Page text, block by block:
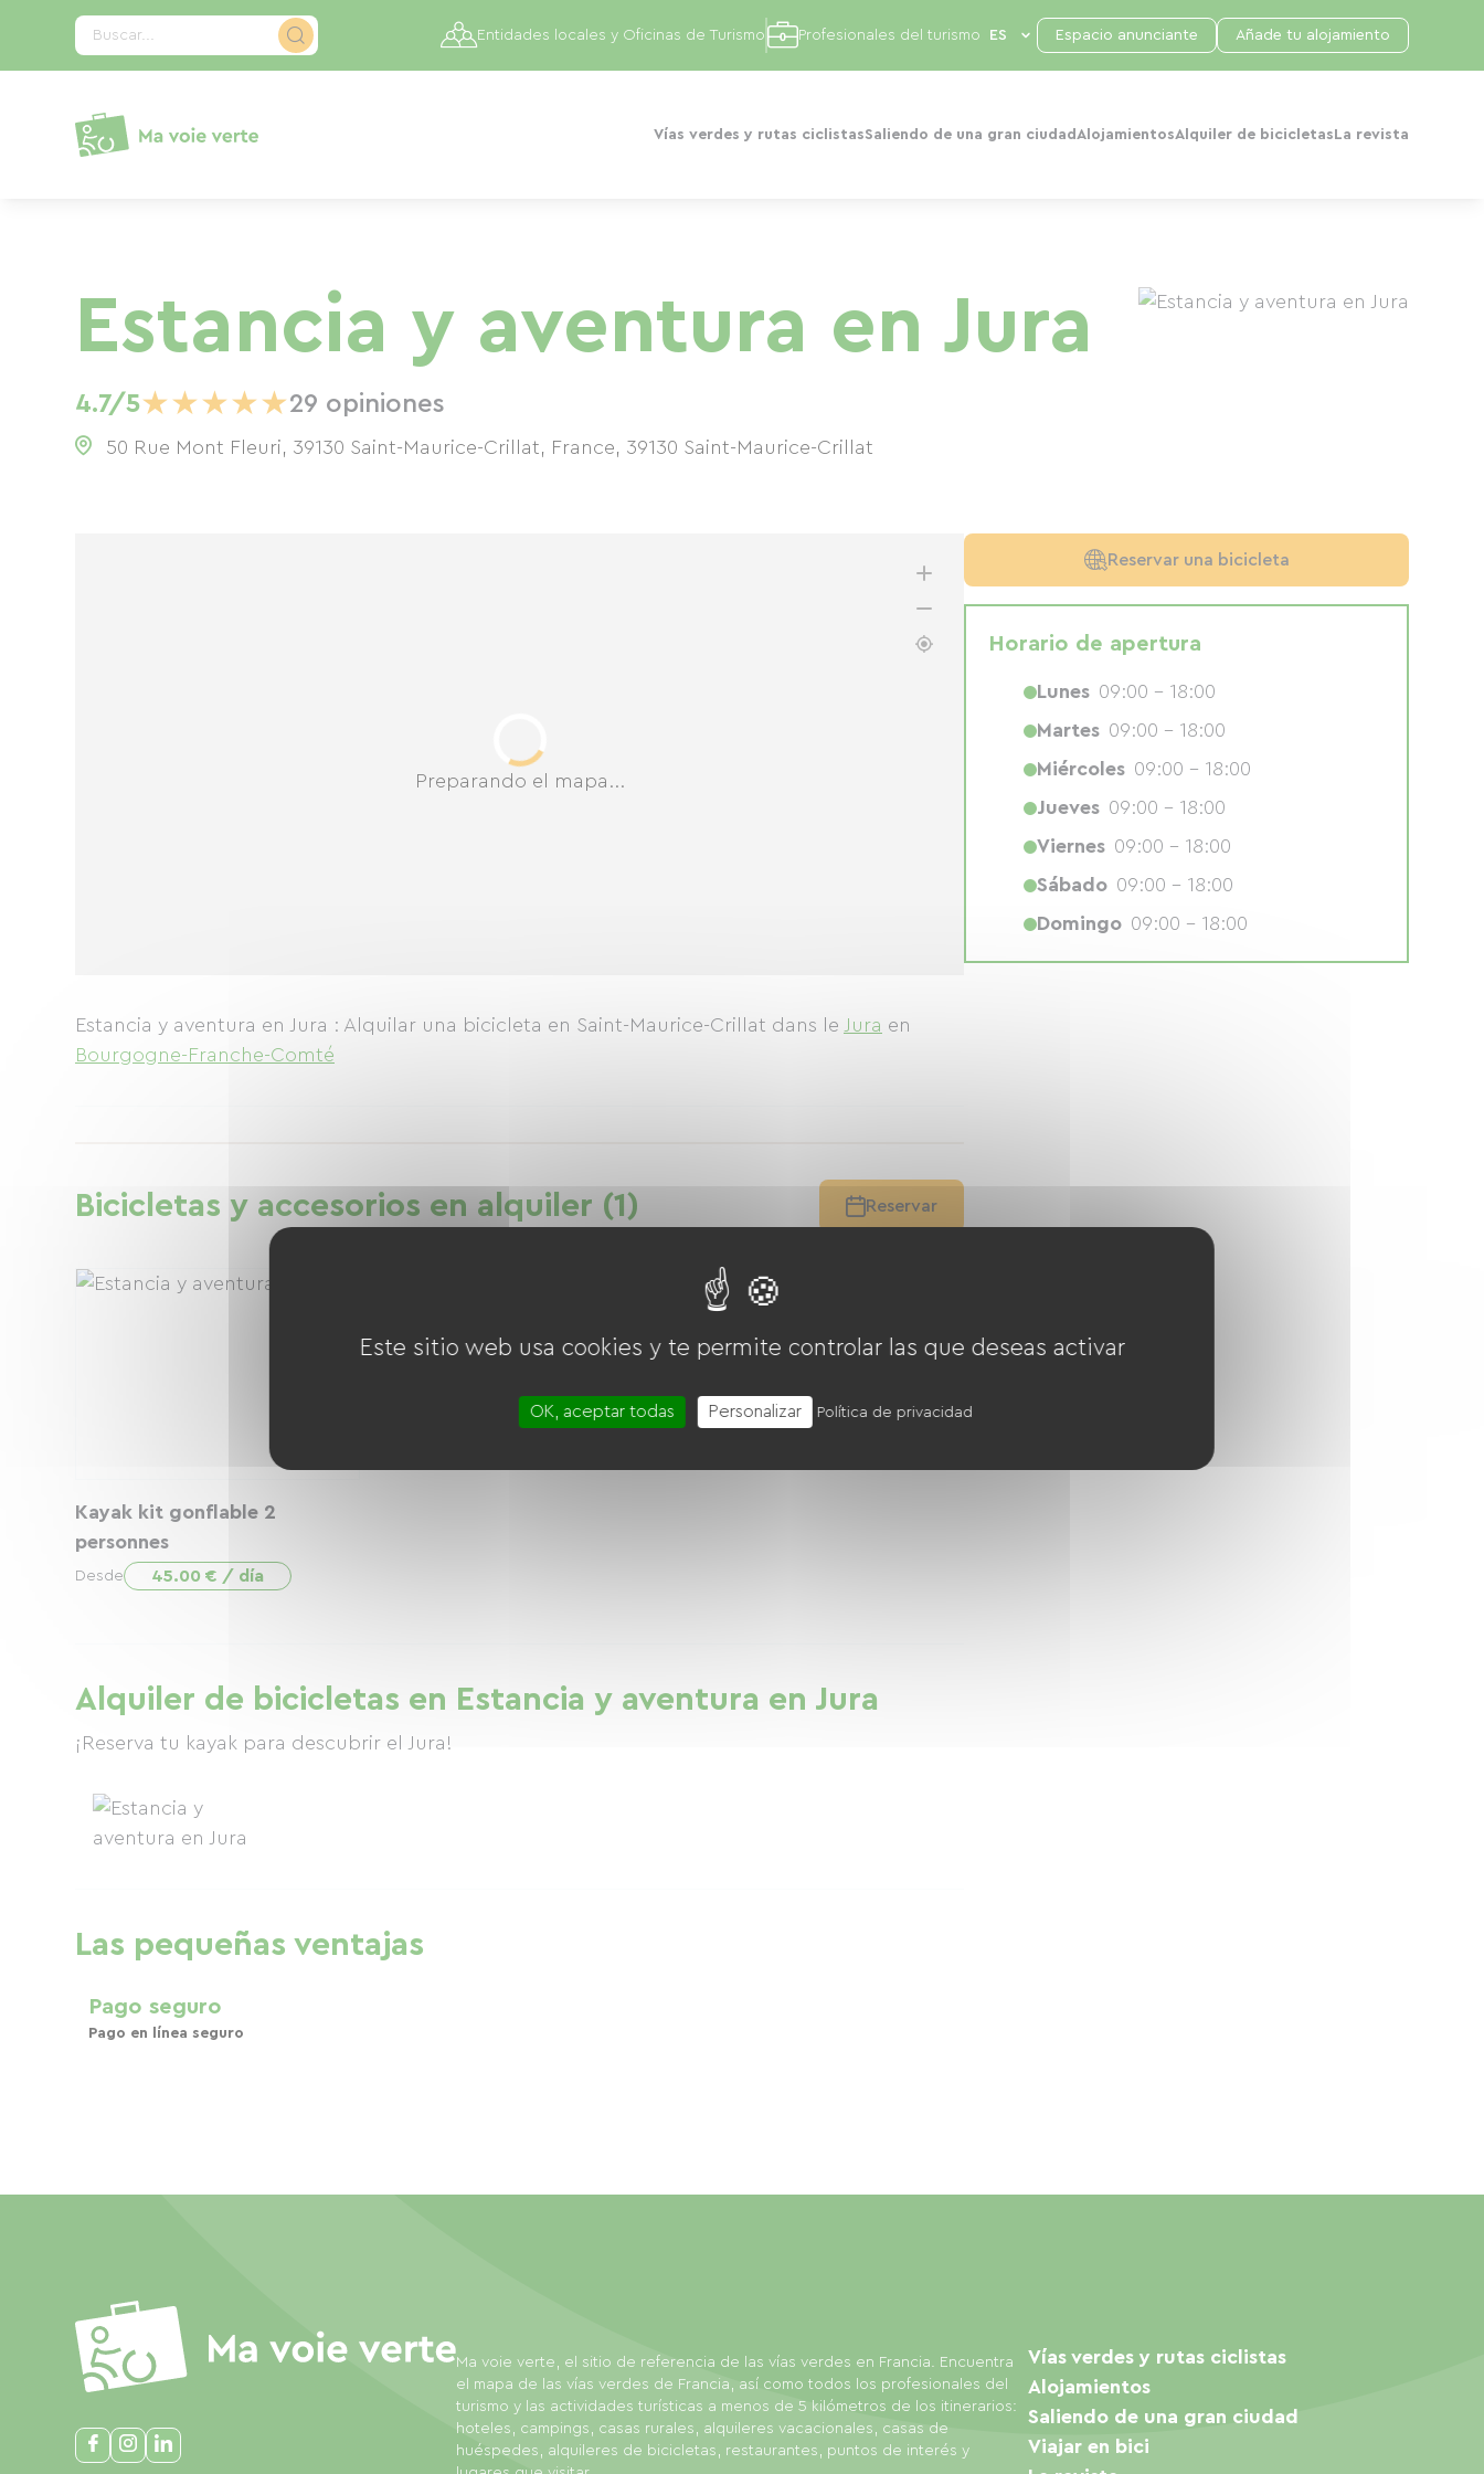
Buscar...
Vías verdes y rutas ciclistasSaliendo de una gran ciudad AlojamientosAlquiler de bicicletas La revista
Entidades locales y Oficinas de Turismo Profesionales del turismo Espacio anunciante Añade tu alojamiento
Estancia y aventura en Jura
4.7/5★★★★★29 opiniones
50 Rue Mont Fleuri, 39130 Saint-Maurice-Crillat, France, 39130 Saint-Maurice-Crillat
Preparando el mapa...
Estancia y aventura en Jura : Alquilar una bicicleta en Saint-Maurice-Crillat dans le Jura en
Bourgogne-Franche-Comté
Bicicletas y accesorios en alquiler (1) Reservar
Kayak kit gonflable 2
personnes
Desde 45.00 € / día
Alquiler de bicicletas en Estancia y aventura en Jura
¡Reserva tu kayak para descubrir el Jura!
Las pequeñas ventajas
Pago seguro
Pago en línea seguro
Reservar una bicicleta
Horario de apertura
Lunes 09:00 - 18:00
Martes 09:00 - 18:00
Miércoles 09:00 - 18:00
Jueves 09:00 - 18:00
Viernes 09:00 - 18:00
Sábado 09:00 - 18:00
Domingo 09:00 - 18:00
Ma voie verte, el sitio de referencia de las vías verdes en Francia. Encuentra
el mapa de las vías verdes de Francia, así como todos los profesionales del
turismo y las actividades turísticas a menos de 5 kilómetros de los itinerarios:
hoteles, campings, casas rurales, alquileres vacacionales, casas de
huéspedes, alquileres de bicicletas, restaurantes, puntos de interés y
Vías verdes y rutas ciclistas
Alojamientos
Saliendo de una gran ciudad
Viajar en bici
Panel de gestión de cookies
Este sitio web usa cookies y te permite controlar las que deseas activar
OK, aceptar todas Personalizar Política de privacidad